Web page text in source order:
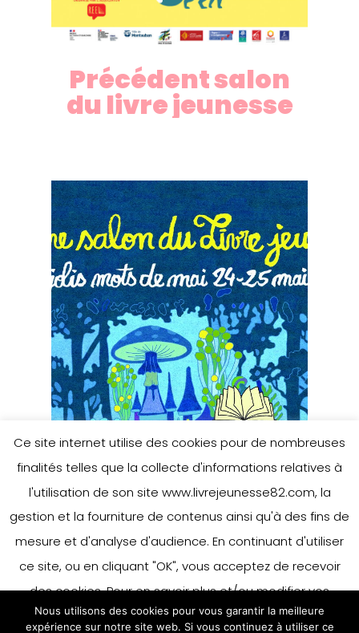
Précédentsalon
du livrejeunesse
Ce site internet utilise des cookies pour de nombreuses
finalités telles que la collecte d'informations relatives à
l'utilisation de son site www.livrejeunesse82.com, la
gestion et la fourniture de contenus ainsi qu'à des fins de
mesure et d'analyse d'audience. En continuant d'utiliser
ce site, ou en cliquant "OK", vous acceptez de recevoir
des cookies. Pour en savoir plus et/ou modifier vos
préférences en matière de cookies, merci de vous référer
Nous utilisons des cookies pour vous garantir la meilleure
expérience sur notre site web. Si vous continuez à utiliser ce